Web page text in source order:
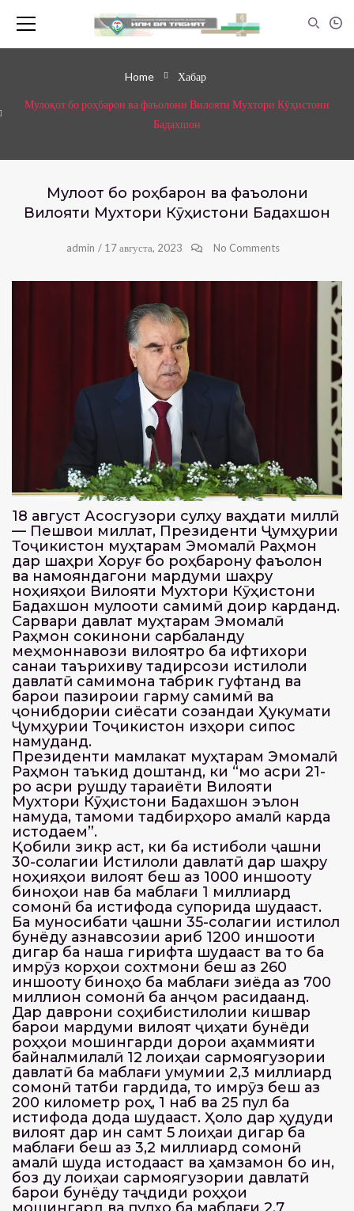
Home Хабар
Мулоқот бо роҳбарон ва фаъолони Вилояти Мухтори Кӯҳистони
Бадахшон
Мулоқот бо роҳбарон ва фаъолони
Вилояти Мухтори Кӯҳистони Бадахшон
admin / 17 августа, 2023 No Comments
18 август Асосгузори сулҳу ваҳдати миллӣ
— Пешвои миллат, Президенти Ҷумҳурии
Тоҷикистон муҳтарам Эмомалӣ Раҳмон
дар шаҳри Хоруғ бо роҳбарону фаъолон
ва намояндагони мардуми шаҳру
ноҳияҳои Вилояти Мухтори Кӯҳистони
Бадахшон мулоқоти самимӣ доир карданд.
Сарвари давлат муҳтарам Эмомалӣ
Раҳмон сокинони сарбаланду
меҳмоннавози вилоятро ба ифтихори
санаи таърихиву тақдирсози истиқлоли
давлатӣ самимона табрик гуфтанд ва
барои пазироии гарму самимӣ ва
ҷонибдории сиёсати созандаи Ҳукумати
Ҷумҳурии Тоҷикистон изҳори сипос
намуданд.
Президенти мамлакат муҳтарам Эмомалӣ
Раҳмон таъкид доштанд, ки “мо асри 21-
ро асри рушду тараққиёти Вилояти
Мухтори Кӯҳистони Бадахшон эълон
намуда, тамоми тадбирҳоро амалӣ карда
истодаем”.
Қобили зикр аст, ки ба истиқболи ҷашни
30-солагии Истиқлоли давлатӣ дар шаҳру
ноҳияҳои вилоят беш аз 1000 иншооту
биноҳои нав ба маблағи 1 миллиард
сомонӣ ба истифода супорида шудааст.
Ба муносибати ҷашни 35-солагии истиқлол
бунёду азнавсозии қариб 1200 иншооти
дигар ба нақша гирифта шудааст ва то ба
имрӯз корҳои сохтмони беш аз 260
иншооту биноҳо ба маблағи зиёда аз 700
миллион сомонӣ ба анҷом расидаанд.
Дар даврони соҳибистиқлолии кишвар
барои мардуми вилоят ҷиҳати бунёди
роҳҳои мошингарди дорои аҳаммияти
байналмилалӣ 12 лоиҳаи сармоягузории
давлатӣ ба маблағи умумии 2,3 миллиард
сомонӣ татбиқ гардида, то имрӯз беш аз
200 километр роҳ, 1 нақб ва 25 пул ба
истифода дода шудааст. Ҳоло дар ҳудуди
вилоят дар ин самт 5 лоиҳаи дигар ба
маблағи беш аз 3,2 миллиард сомонӣ
амалӣ шуда истодааст ва ҳамзамон бо ин,
боз ду лоиҳаи сармоягузории давлатӣ
барои бунёду таҷдиди роҳҳои